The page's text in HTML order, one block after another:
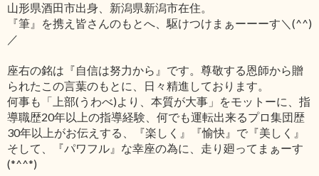
山形県酒田市出身、新潟県新潟市在住。
『筆』を携え皆さんのもとへ、駆けつけまぁーーーす＼(^^)
／
座右の銘は『自信は努力から』です。尊敬する恩師から贈
られたこの言葉のもとに、日々精進しております。
何事も「上部(うわべ)より、本質が大事」をモットーに、指
導職歴20年以上の指導経験、何でも運転出来るプロ集団歴
30年以上がお伝えする、『楽しく』『愉快』で『美しく』
そして、『パワフル』な幸座の為に、走り廻ってまぁーす
(*^^*)